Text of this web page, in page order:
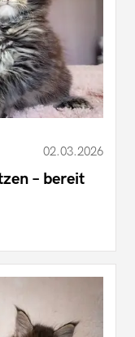
02.03.2026
– bereit